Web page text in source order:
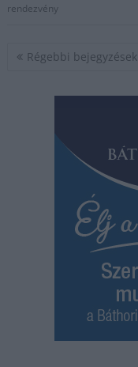
rendezvény
Bejegyzés
Régebbi bejegyzések